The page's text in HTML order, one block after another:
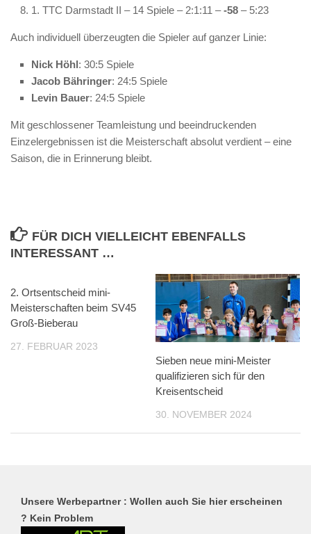
1. TTC Darmstadt II – 14 Spiele – 2:1:11 –-58 – 5:23
Auch individuell überzeugten die Spieler auf ganzer Linie:
Nick Höhl: 30:5 Spiele
Jacob Bähringer: 24:5 Spiele
Levin Bauer: 24:5 Spiele
Mit geschlossener Teamleistung und beeindruckenden
Einzelergebnissen ist die Meisterschaft absolut verdient – eine
Saison, die in Erinnerung bleibt.
FÜR DICH VIELLEICHT EBENFALLS
INTERESSANT …
2. Ortsentscheid mini-
Meisterschaften beim SV45
Groß-Bieberau
27. FEBRUAR 2023
Sieben neue mini-Meister
qualifizieren sich für den
Kreisentscheid
30. NOVEMBER 2024
Unsere Werbepartner : Wollen auch Sie hier erscheinen
? Kein Problem